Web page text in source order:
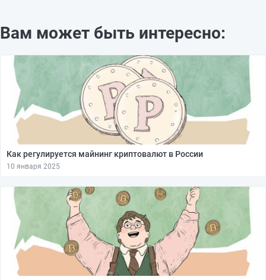
Вам может быть интересно:
Как регулируется майнинг криптовалют в России
10 января 2025